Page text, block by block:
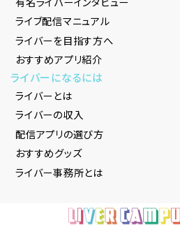
ライブ配信マニュアル
ライバーを目指す方へ
おすすめアプリ紹介
ライバーになるには
ライバーとは
ライバーの収入
配信アプリの選び方
おすすめグッズ
ライバー事務所とは